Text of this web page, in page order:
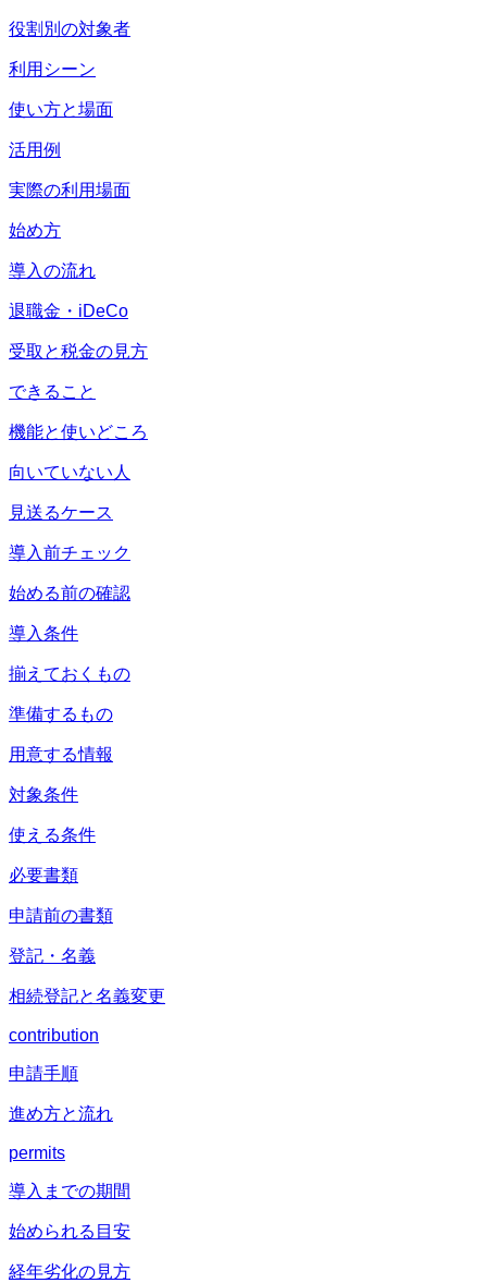
役割別の対象者
利用シーン
使い方と場面
活用例
実際の利用場面
始め方
導入の流れ
退職金・iDeCo
受取と税金の見方
できること
機能と使いどころ
向いていない人
見送るケース
導入前チェック
始める前の確認
導入条件
揃えておくもの
準備するもの
用意する情報
対象条件
使える条件
必要書類
申請前の書類
登記・名義
相続登記と名義変更
contribution
申請手順
進め方と流れ
permits
導入までの期間
始められる目安
経年劣化の見方